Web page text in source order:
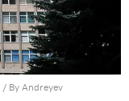
/ By Andreyev